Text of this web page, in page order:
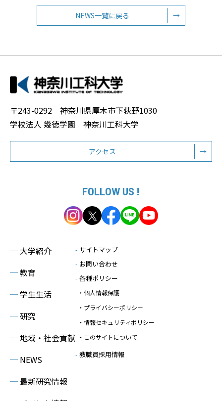
NEWS一覧に戻る →
〒243-0292 神奈川県厚木市下荻野1030
学校法人 幾徳学園 神奈川工科大学
アクセス →
FOLLOW US !
─ 大学紹介
─教育
─学生生活
─研究
─地域・社会貢献
─ NEWS
─最新研究情報
- サイトマップ
- お問い合わせ
- 各種ポリシー
・個人情報保護
・プライバシーポリシー
・情報セキュリティポリシー
・このサイトについて
- 教職員採用情報